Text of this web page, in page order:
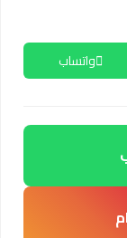
واتساب